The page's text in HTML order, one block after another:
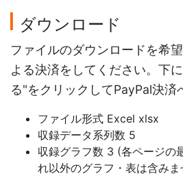
ダウンロード
ファイルのダウンロードを希
よる決済をしてください。下
る"をクリックしてPayPal決済
ファイル形式 Excel xlsx
収録データ系列数 5
収録グラフ数 3 (各ページの
れ以外のグラフ・表は含みま